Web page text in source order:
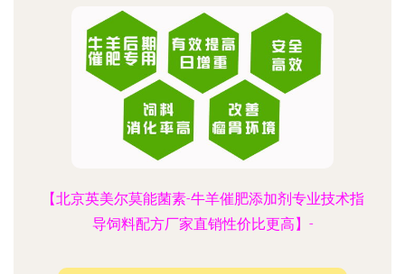
【北京英美尔莫能菌素-牛羊催肥添加剂专业技术指
导饲料配方厂家直销性价比更高】-